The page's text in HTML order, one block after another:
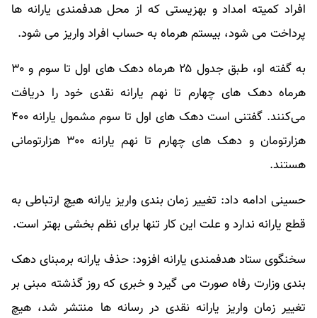
افراد کمیته امداد و بهزیستی که از محل هدفمندی یارانه ها
پرداخت می شود، بیستم هرماه به حساب افراد واریز می شود.
به گفته او، طبق جدول ۲۵ هرماه دهک های اول تا سوم و ۳۰
هرماه دهک های چهارم تا نهم یارانه نقدی خود را دریافت
می‌کنند. گفتنی است دهک های اول تا سوم مشمول یارانه ۴۰۰
هزارتومان و دهک های چهارم تا نهم یارانه ۳۰۰ هزارتومانی
هستند.
حسینی ادامه داد: تغییر زمان بندی واریز یارانه هیچ ارتباطی به
قطع یارانه ندارد و علت این کار تنها برای نظم بخشی بهتر است.​
سخنگوی ستاد هدفمندی یارانه افزود: حذف یارانه برمبنای دهک
بندی وزارت رفاه صورت می گیرد و خبری که روز گذشته مبنی بر
تغییر زمان واریز یارانه نقدی در رسانه ها منتشر شد، هیچ